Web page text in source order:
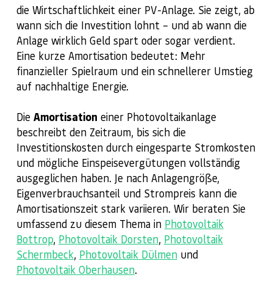
die Wirtschaftlichkeit einer PV-Anlage. Sie zeigt, ab
wann sich die Investition lohnt – und ab wann die
Anlage wirklich Geld spart oder sogar verdient.
Eine kurze Amortisation bedeutet: Mehr
finanzieller Spielraum und ein schnellerer Umstieg
auf nachhaltige Energie.
Die Amortisation einer Photovoltaikanlage
beschreibt den Zeitraum, bis sich die
Investitionskosten durch eingesparte Stromkosten
und mögliche Einspeisevergütungen vollständig
ausgeglichen haben. Je nach Anlagengröße,
Eigenverbrauchsanteil und Strompreis kann die
Amortisationszeit stark variieren. Wir beraten Sie
umfassend zu diesem Thema in Photovoltaik
Bottrop, Photovoltaik Dorsten, Photovoltaik
Schermbeck, Photovoltaik Dülmenund
Photovoltaik Oberhausen.